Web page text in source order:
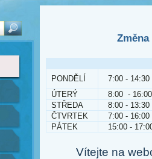
PONDĚLÍ 7:00 - 14:30
ÚTERÝ
8:00 - 16:00
STŘEDA
8:00 - 13:30
ČTVRTEK
7:00 - 16:00
PÁTEK
15:00 -
Vítejte na